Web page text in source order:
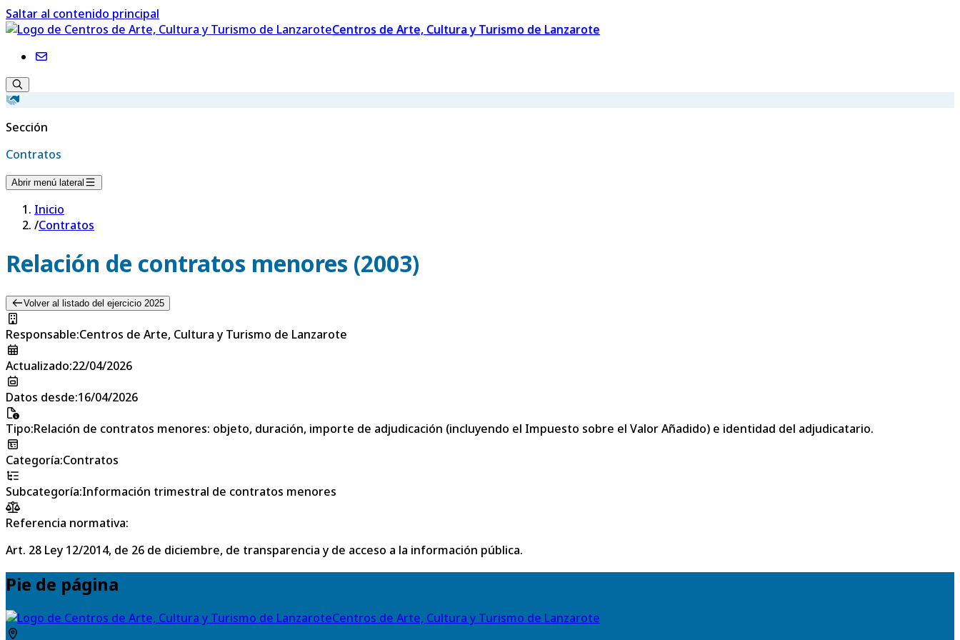
Saltar al contenido principal
Centros de Arte, Cultura y Turismo de Lanzarote
Sección
Contratos
Abrir menú lateral
Inicio
/Contratos
Relación de contratos menores (2003)
Volver al listado del ejercicio 2025
Responsable:Centros de Arte, Cultura y Turismo de Lanzarote
Actualizado:22/04/2026
Datos desde:16/04/2026
Tipo:Relación de contratos menores: objeto, duración, importe de adjudicación (incluyendo el Impuesto sobre el Valor Añadido) e identidad del adjudicatario.
Categoría:Contratos
Subcategoría:Información trimestral de contratos menores
Referencia normativa:
Art. 28 Ley 12/2014, de 26 de diciembre, de transparencia y de acceso a la información pública.
Pie de página
Centros de Arte, Cultura y Turismo de Lanzarote